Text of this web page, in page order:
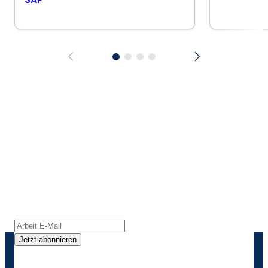
Jetzt abonnieren